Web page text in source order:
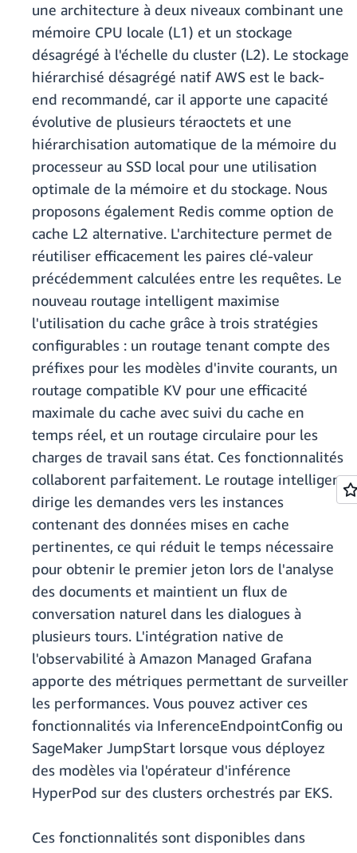
une architecture à deux niveaux combinant une
mémoire CPU locale (L1) et un stockage
désagrégé à l'échelle du cluster (L2). Le stockage
hiérarchisé désagrégé natif AWS est le back-
end recommandé, car il apporte une capacité
évolutive de plusieurs téraoctets et une
hiérarchisation automatique de la mémoire du
processeur au SSD local pour une utilisation
optimale de la mémoire et du stockage. Nous
proposons également Redis comme option de
cache L2 alternative. L'architecture permet de
réutiliser efficacement les paires clé-valeur
précédemment calculées entre les requêtes. Le
nouveau routage intelligent maximise
l'utilisation du cache grâce à trois stratégies
configurables : un routage tenant compte des
préfixes pour les modèles d'invite courants, un
routage compatible KV pour une efficacité
maximale du cache avec suivi du cache en
temps réel, et un routage circulaire pour les
charges de travail sans état. Ces fonctionnalités
collaborent parfaitement. Le routage intelligent
dirige les demandes vers les instances
contenant des données mises en cache
pertinentes, ce qui réduit le temps nécessaire
pour obtenir le premier jeton lors de l'analyse
des documents et maintient un flux de
conversation naturel dans les dialogues à
plusieurs tours. L'intégration native de
l'observabilité à Amazon Managed Grafana
apporte des métriques permettant de surveiller
les performances. Vous pouvez activer ces
fonctionnalités via InferenceEndpointConfig ou
SageMaker JumpStart lorsque vous déployez
des modèles via l'opérateur d'inférence
HyperPod sur des clusters orchestrés par EKS.
Ces fonctionnalités sont disponibles dans